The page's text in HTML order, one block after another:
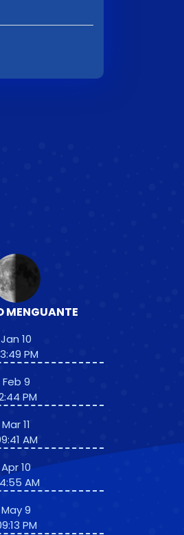
MENGUANTE
Jan 10
PM
Feb 9
PM
Mar 11
AM
Apr 10
AM
May 9
PM